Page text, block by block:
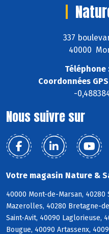
337
40000
Téléphone
Coordonnées
-
Nous suivre sur
Votre magasin Nature &
40000 Mont-de-Marsan,
Mazerolles, 40280 Bretagne-
Saint-Avit, 40090 Laglorieuse,
Bougue, 40090 Artassenx,